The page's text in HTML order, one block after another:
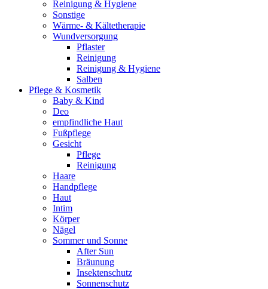
Reinigung & Hygiene
Sonstige
Wärme- & Kältetherapie
Wundversorgung
Pflaster
Reinigung
Reinigung & Hygiene
Salben
Pflege & Kosmetik
Baby & Kind
Deo
empfindliche Haut
Fußpflege
Gesicht
Pflege
Reinigung
Haare
Handpflege
Haut
Intim
Körper
Nägel
Sommer und Sonne
After Sun
Bräunung
Insektenschutz
Sonnenschutz